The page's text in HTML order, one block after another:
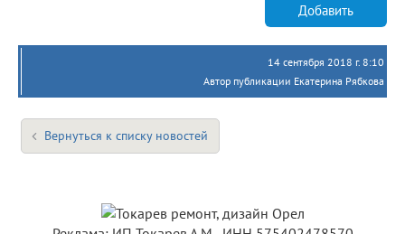
Добавить
14 сентября 2018 г. 8:10
Автор публикации Екатерина Рябкова
Вернуться к списку новостей